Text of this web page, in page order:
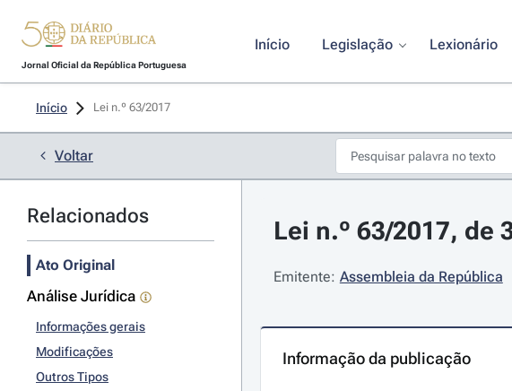
Jornal Oficial da República Portuguesa
Início Legislação Lexionário
Início Lei n.º 63/2017
Voltar
Relacionados
Ato Original
Análise Jurídica
Informações gerais
Modificações
Outros Tipos
Lei n.º 63/2017, de
Emitente: Assembleia da República
Informação da publicação